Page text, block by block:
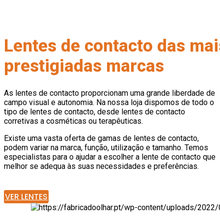
Lentes de contacto das
prestigiadas marcas
As lentes de contacto proporcionam uma grande liberdade de
campo visual e autonomia. Na nossa loja dispomos de todo o
tipo de lentes de contacto, desde lentes de contacto
corretivas a cosméticas ou terapêuticas.
Existe uma vasta oferta de gamas de lentes de contacto,
podem variar na marca, função, utilização e tamanho. Temos
especialistas para o ajudar a escolher a lente de contacto que
melhor se adequa às suas necessidades e preferências.
VER LENTES